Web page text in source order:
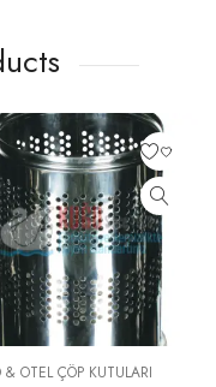
& OTEL ÇÖP KUTULARI